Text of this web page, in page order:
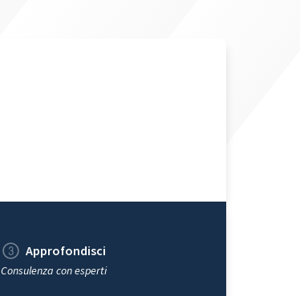
Approfondisci
Consulenza con esperti